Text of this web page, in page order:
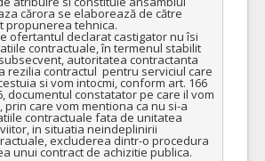
cărora se elaborează de către
propunerea tehnica.
ofertantul declarat castigator nu îsi
contractuale, în termenul stabilit
autoritatea contractanta
rezilia contractul  pentru serviciul care
si vom intocmi, conform art. 166
documentul constatator pe care il vom
prin care vom mentiona ca nu si-a
contractuale fata de unitatea
in situatia neindeplinirii
excluderea dintr-o procedura
unui contract de achizitie publica.